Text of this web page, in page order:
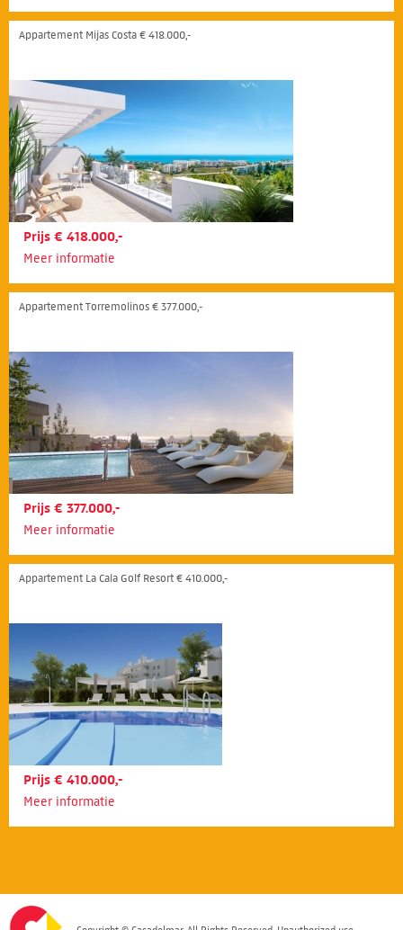
Appartement Mijas Costa € 418.000,-
Prijs € 418.000,-
Meer informatie
Appartement Torremolinos € 377.000,-
Prijs € 377.000,-
Meer informatie
Appartement La Cala Golf Resort € 410.000,-
Prijs € 410.000,-
Meer informatie